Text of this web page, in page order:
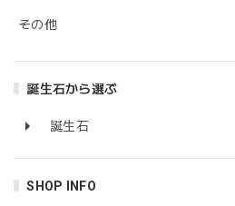
その他
誕生石から選ぶ
誕生石
SHOP INFO